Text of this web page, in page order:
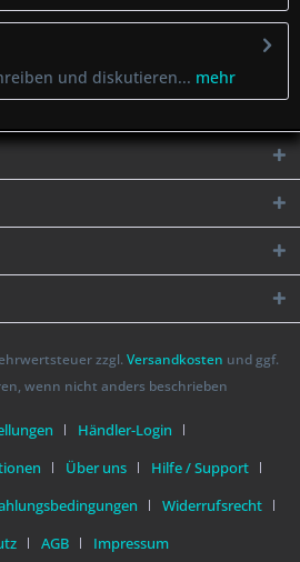
und diskutieren... mehr
zzgl. Versandkosten und ggf.
wenn nicht anders beschrieben
Händler-Login
Über uns
Hilfe / Support
Widerrufsrecht
AGB Impressum